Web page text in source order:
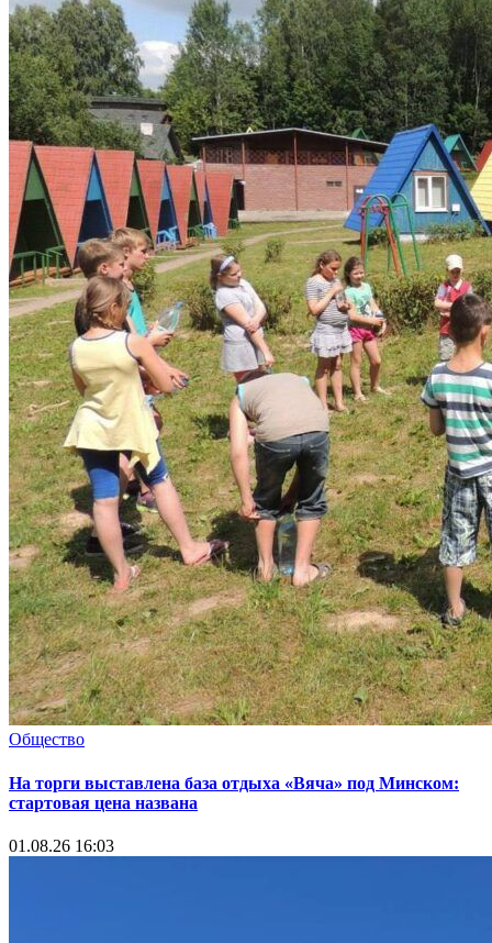
Общество
На торги выставлена база отдыха «Вяча» под Минском:
стартовая цена названа
01.08.26 16:03